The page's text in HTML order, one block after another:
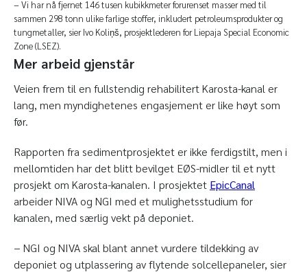
− Vi har nå fjernet 146 tusen kubikkmeter forurenset masser med til
sammen 298 tonn ulike farlige stoffer, inkludert petroleumsprodukter og
tungmetaller, sier Ivo Koliņš, prosjektlederen for Liepaja Special Economic
Zone (LSEZ).
Mer arbeid gjenstår
Veien frem til en fullstendig rehabilitert Karosta-kanal er
lang, men myndighetenes engasjement er like høyt som
før.
Rapporten fra sedimentprosjektet er ikke ferdigstilt, men i
mellomtiden har det blitt bevilget EØS-midler til et nytt
prosjekt om Karosta-kanalen. I prosjektet EpicCanal
arbeider NIVA og NGI med et mulighetsstudium for
kanalen, med særlig vekt på deponiet.
− NGI og NIVA skal blant annet vurdere tildekking av
deponiet og utplassering av flytende solcellepaneler, sier